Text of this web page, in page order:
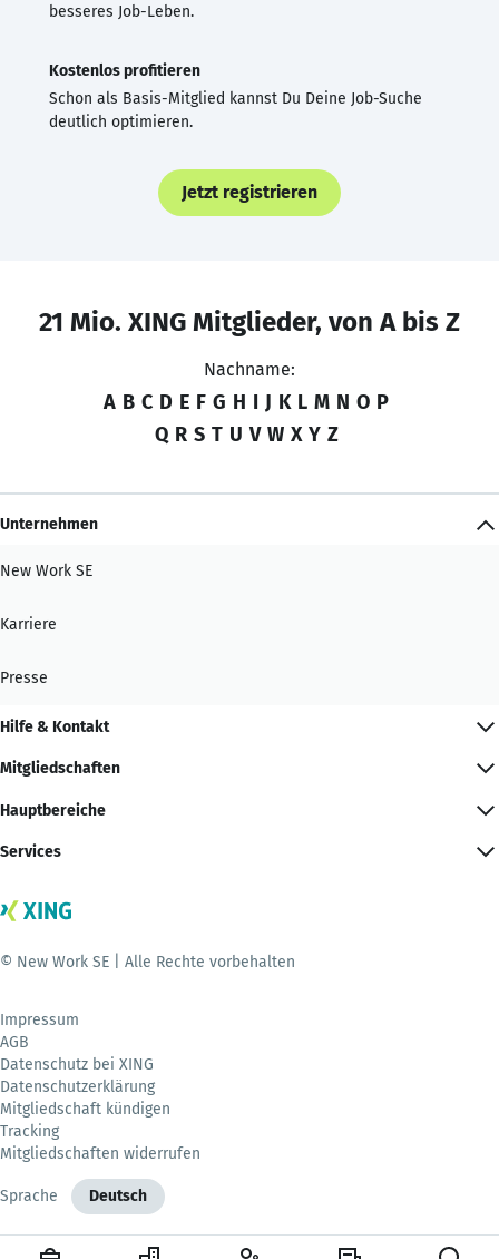
besseres Job-Leben.
Kostenlos profitieren
Schon als Basis-Mitglied kannst Du Deine Job-Suche
deutlich optimieren.
Jetzt registrieren
21 Mio. XING Mitglieder, von A bis Z
Nachname:
A B C D E F G H I J K L M N O P
Q R S T U V W X Y Z
Unternehmen
New Work SE
Karriere
Presse
Hilfe & Kontakt
Mitgliedschaften
Hauptbereiche
Services
© New Work SE | Alle Rechte vorbehalten
Impressum
AGB
Datenschutz bei XING
Datenschutzerklärung
Mitgliedschaft kündigen
Tracking
Mitgliedschaften widerrufen
Sprache Deutsch